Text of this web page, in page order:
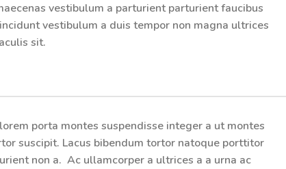
vestibulum a parturient parturient faucibus
vestibulum a duis tempor non magna ultrices
sit.
porta montes suspendisse integer a ut montes
suscipit. Lacus bibendum tortor natoque porttitor
non a. Ac ullamcorper a ultrices a a urna ac